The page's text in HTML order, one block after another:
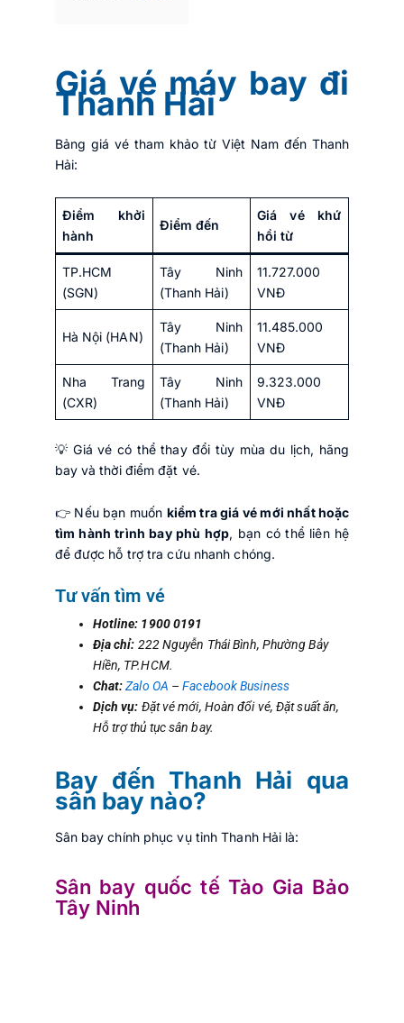
Giá vé máy bay đi
Thanh Hải
Bảng giá vé tham khảo từ Việt Nam đến Thanh
Hải:
Điểm khởi
hành
Điểm đến
Giá vé khứ
hồi từ
TP.HCM
(SGN)
Tây Ninh
(Thanh Hải)
11.727.000
VNĐ
Hà Nội (HAN)
Tây Ninh
(Thanh Hải)
11.485.000
VNĐ
Nha Trang
(CXR)
Tây Ninh
(Thanh Hải)
9.323.000
VNĐ
💡 Giá vé có thể thay đổi tùy mùa du lịch, hãng
bay và thời điểm đặt vé.
👉 Nếu bạn muốn kiểm tra giá vé mới nhất hoặc
tìm hành trình bay phù hợp, bạn có thể liên hệ
để được hỗ trợ tra cứu nhanh chóng.
Tư vấn tìm vé
Hotline: 1900 0191
Địa chỉ: 222 Nguyễn Thái Bình, Phường Bảy
Hiền, TP.HCM.
Chat: Zalo OA –Facebook Business
Dịch vụ: Đặt vé mới, Hoàn đổi vé, Đặt suất ăn,
Hỗ trợ thủ tục sân bay.
Bay đến Thanh Hải qua
sân bay nào?
Sân bay chính phục vụ tỉnh Thanh Hải là:
Sân bay quốc tế Tào Gia Bảo
Tây Ninh